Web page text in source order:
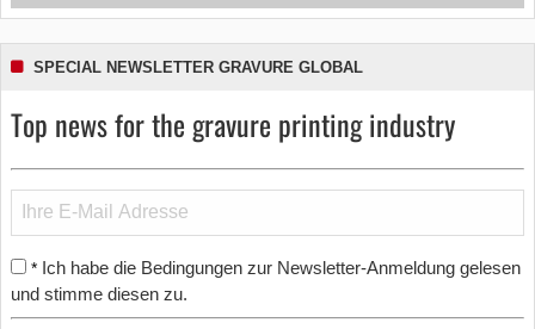
SPECIAL NEWSLETTER GRAVURE GLOBAL
Top news for the gravure printing industry
* Ich habe die Bedingungen zur Newsletter-Anmeldung gelesen
und stimme diesen zu.